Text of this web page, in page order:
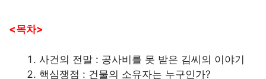
<목차>
사건의 전말 : 공사비를 못 받은 김씨의 이야기
핵심쟁점 : 건물의 소유자는 누구인가?